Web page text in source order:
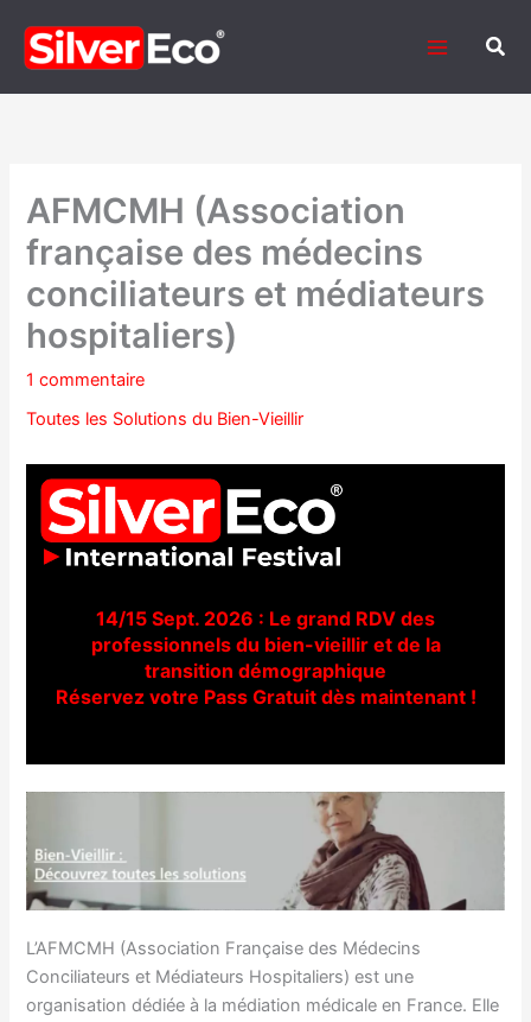
contenu
AFMCMH (Association
française des médecins
conciliateurs et médiateurs
hospitaliers)
1 commentaire
Toutes les Solutions du Bien-Vieillir
14/15 Sept. 2026 : Le grand RDV des
professionnels du bien-vieillir et de la
transition démographique
Réservez votre Pass Gratuit dès maintenant !
L’AFMCMH (Association Française des Médecins
Conciliateurs et Médiateurs Hospitaliers) est une
organisation dédiée à la médiation médicale en France. Elle